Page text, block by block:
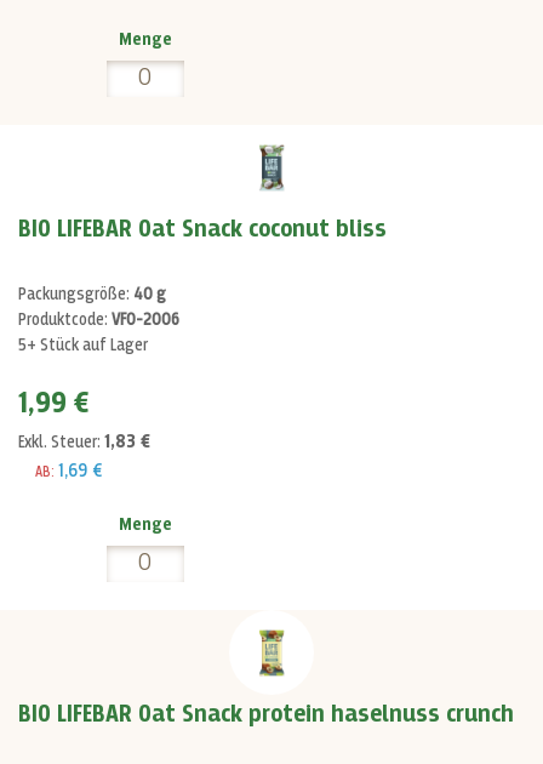
Menge
BIO LIFEBAR Oat Snack coconut bliss
Packungsgröße: 40 g
Produktcode: VF0-2006
5+ Stück auf Lager
1,99 €
Exkl. Steuer: 1,83 €
AB: 1,69 €
Menge
BIO LIFEBAR Oat Snack protein haselnuss crunch